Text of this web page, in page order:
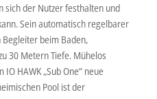
sich der Nutzer festhalten und
Sein automatisch regelbarer
beim Baden,
30 Metern Tiefe. Mühelos
HAWK „Sub One“ neue
Pool ist der